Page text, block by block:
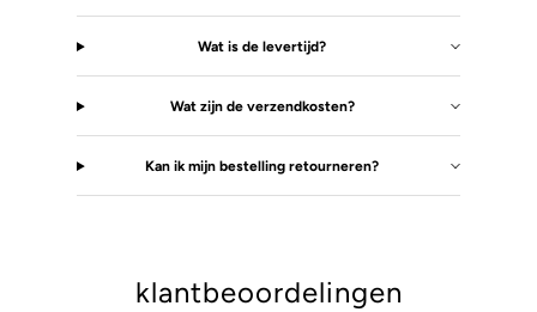
Wat is de levertijd?
Wat zijn de verzendkosten?
Kan ik mijn bestelling retourneren?
klantbeoordelingen